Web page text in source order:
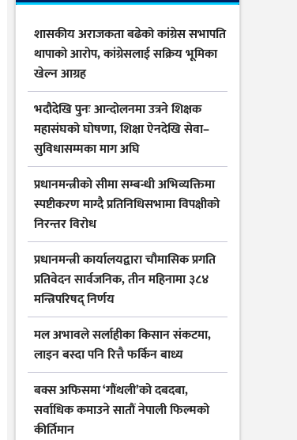
शासकीय अराजकता बढेको कांग्रेस सभापति
थापाको आरोप, कांग्रेसलाई सक्रिय भूमिका
खेल्न आग्रह
भदौदेखि पुनः आन्दोलनमा उत्रने शिक्षक
महासंघको घोषणा, शिक्षा ऐनदेखि सेवा–
सुविधासम्मका माग अघि
प्रधानमन्त्रीको सीमा सम्बन्धी अभिव्यक्तिमा
स्पष्टीकरण माग्दै प्रतिनिधिसभामा विपक्षीको
निरन्तर विरोध
प्रधानमन्त्री कार्यालयद्वारा चौमासिक प्रगति
प्रतिवेदन सार्वजनिक, तीन महिनामा ३८४
मन्त्रिपरिषद् निर्णय
मल अभावले सर्लाहीका किसान संकटमा,
लाइन बस्दा पनि रित्तै फर्किन बाध्य
बक्स अफिसमा ‘गौंथली’को दबदबा,
सर्वाधिक कमाउने सातौं नेपाली फिल्मको
कीर्तिमान